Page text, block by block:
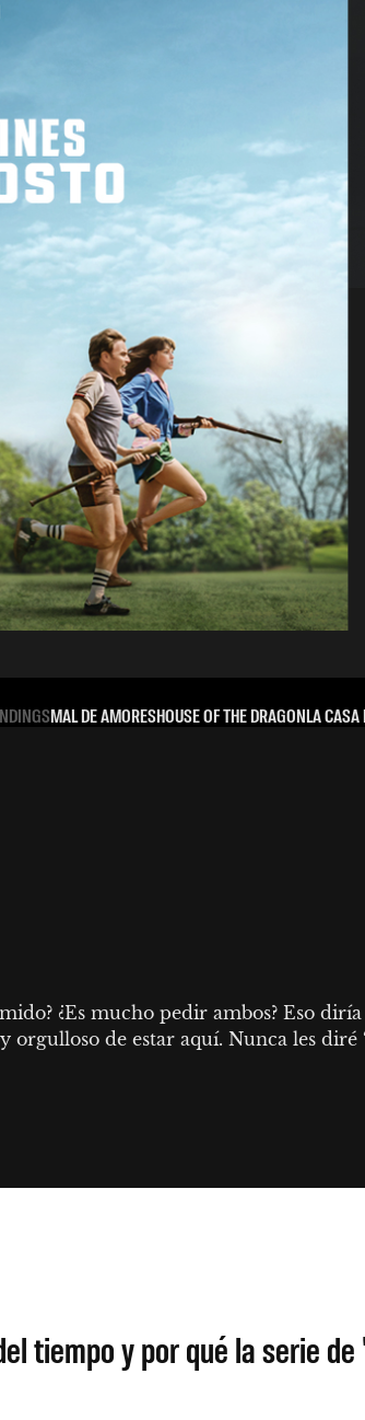
MAL DE AMORESHOUSE OF THE DRAGONLA CASA
¿Es mucho pedir ambos? Eso
orgulloso de estar aquí. Nunca les
tiempo y por qué la serie